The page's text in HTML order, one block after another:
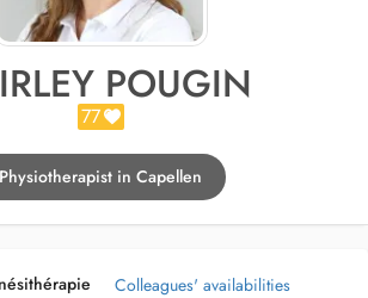
POUGIN
77
Physiotherapist in Capellen
Colleagues' availabilities